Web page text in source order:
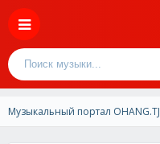
Музыкальный портал OHANG.TJ